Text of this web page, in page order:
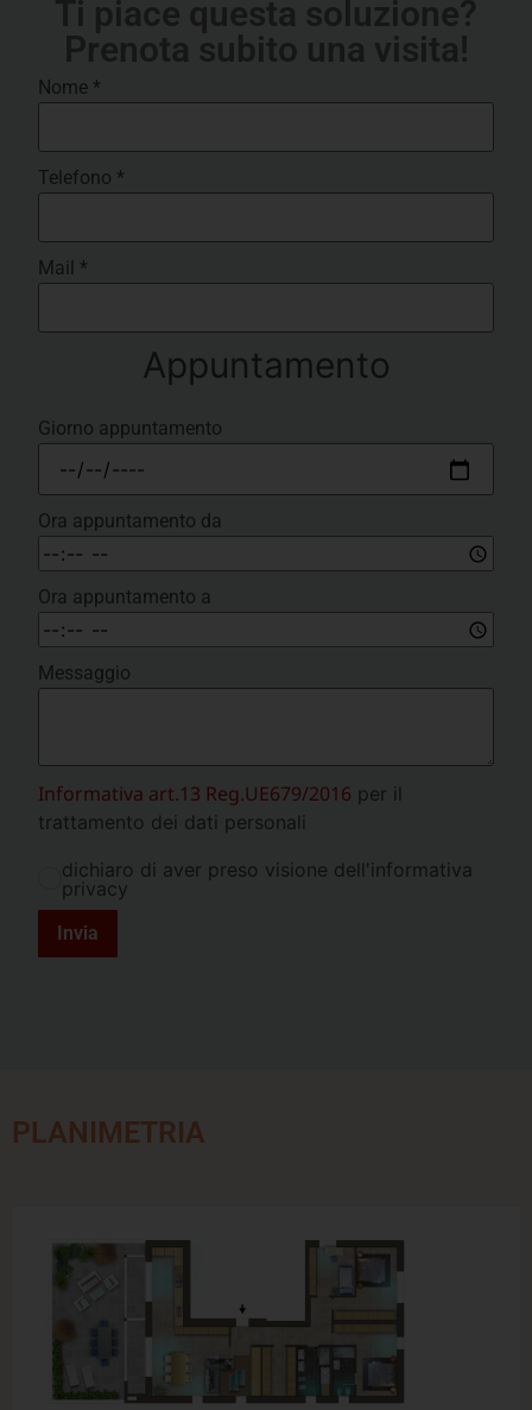
Ti piace questa soluzione?
Prenota subito una visita!
Nome *
Telefono *
Mail *
Appuntamento
Giorno appuntamento
Ora appuntamento da
Ora appuntamento a
Messaggio
Informativa art.13 Reg.UE679/2016 per il
trattamento dei dati personali
dichiaro di aver preso visione dell'informativa
privacy
Invia
PLANIMETRIA